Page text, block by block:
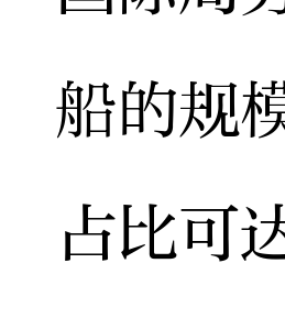
船的规
占比可